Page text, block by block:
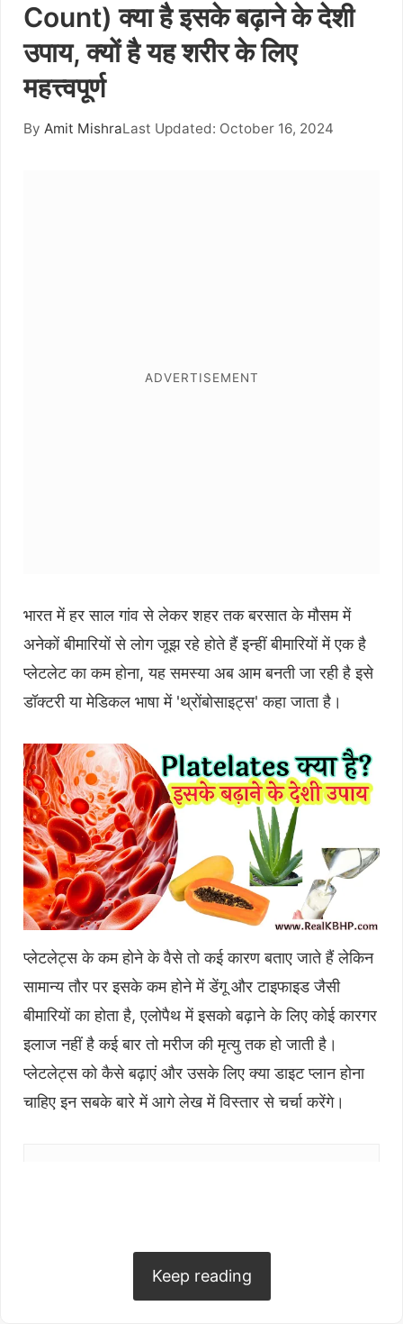
Count) क्या है इसके बढ़ाने के देशी
उपाय, क्यों है यह शरीर के लिए
महत्त्वपूर्ण
By Amit MishraLast Updated: October 16, 2024
भारत में हर साल गांव से लेकर शहर तक बरसात के मौसम में
अनेकों बीमारियों से लोग जूझ रहे होते हैं इन्हीं बीमारियों में एक है
प्लेटलेट का कम होना, यह समस्या अब आम बनती जा रही है इसे
डॉक्टरी या मेडिकल भाषा में 'थ्रोंबोसाइट्स' कहा जाता है।
प्लेटलेट्स के कम होने के वैसे तो कई कारण बताए जाते हैं लेकिन
सामान्य तौर पर इसके कम होने में डेंगू और टाइफाइड जैसी
बीमारियों का होता है, एलोपैथ में इसको बढ़ाने के लिए कोई कारगर
इलाज नहीं है कई बार तो मरीज की मृत्यु तक हो जाती है।
प्लेटलेट्स को कैसे बढ़ाएं और उसके लिए क्या डाइट प्लान होना
चाहिए इन सबके बारे में आगे लेख में विस्तार से चर्चा करेंगे।
Increase Platelets)
प्लेटलेट्स बढ़ाने वाले फल कौन से हैं
Keep reading